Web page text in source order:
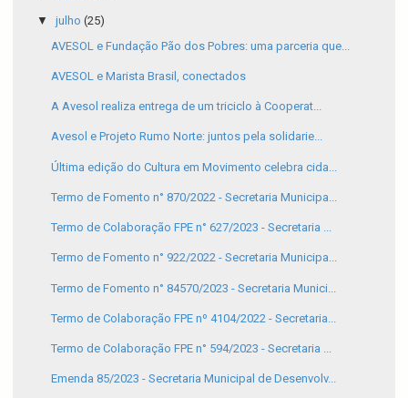
▼ julho (25)
AVESOL e Fundação Pão dos Pobres: uma parceria que...
AVESOL e Marista Brasil, conectados
A Avesol realiza entrega de um triciclo à Cooperat...
Avesol e Projeto Rumo Norte: juntos pela solidarie...
Última edição do Cultura em Movimento celebra cida...
Termo de Fomento n° 870/2022 - Secretaria Municipa...
Termo de Colaboração FPE n° 627/2023 - Secretaria ...
Termo de Fomento n° 922/2022 - Secretaria Municipa...
Termo de Fomento n° 84570/2023 - Secretaria Munici...
Termo de Colaboração FPE nº 4104/2022 - Secretaria...
Termo de Colaboração FPE n° 594/2023 - Secretaria ...
Emenda 85/2023 - Secretaria Municipal de Desenvolv...